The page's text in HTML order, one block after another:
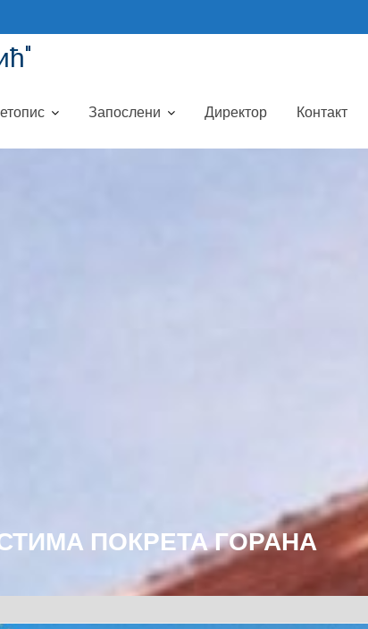
Запослени Директор Контакт
ПОКРЕТА ГОРАНА